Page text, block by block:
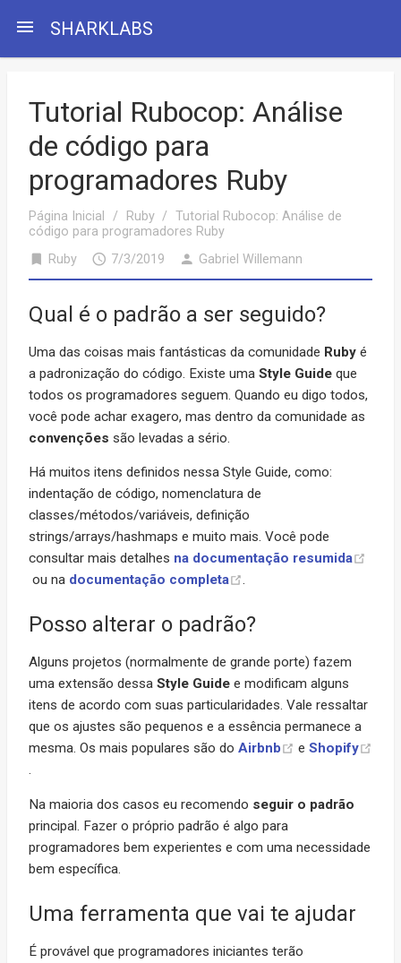
menu SHARKLABS
Tutorial Rubocop: Análise
de código para
programadores Ruby
Página Inicial / Ruby / Tutorial Rubocop: Análise de
código para programadores Ruby
bookmark Ruby access_time 7/3/2019 person Gabriel Willemann
Qual é o padrão a ser seguido?
Uma das coisas mais fantásticas da comunidade Ruby é
a padronização do código. Existe uma Style Guide que
todos os programadores seguem. Quando eu digo todos,
você pode achar exagero, mas dentro da comunidade as
convenções são levadas a sério.
Há muitos itens definidos nessa Style Guide, como:
indentação de código, nomenclatura de
classes/métodos/variáveis, definição
strings/arrays/hashmaps e muito mais. Você pode
consultar mais detalhes na documentação resumida
ou na documentação completa .
Posso alterar o padrão?
Alguns projetos (normalmente de grande porte) fazem
uma extensão dessa Style Guide e modificam alguns
itens de acordo com suas particularidades. Vale ressaltar
que os ajustes são pequenos e a essência permanece a
mesma. Os mais populares são do Airbnb e Shopify
.
Na maioria dos casos eu recomendo seguir o padrão
principal. Fazer o próprio padrão é algo para
programadores bem experientes e com uma necessidade
bem específica.
Uma ferramenta que vai te ajudar
É provável que programadores iniciantes terão